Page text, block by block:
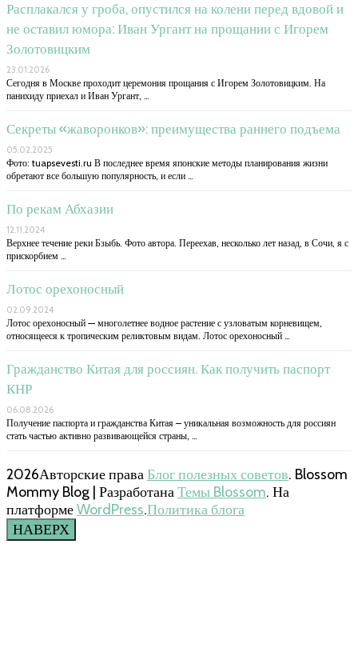
Расплакался у гроба, опустился на колени перед вдовой и
не оставил юмора: Иван Ургант на прощании с Игорем
Золотовицким
23.01.2026
Сегодня в Москве проходит церемония прощания с Игорем Золотовицким. На
панихиду приехал и Иван Ургант, …
Секреты «жаворонков»: преимущества раннего подъема
05.02.2025
Фото: tuapsevesti.ru В последнее время японские методы планирования жизни
обретают все большую популярность, и если …
По рекам Абхазии
12.11.2024
Верхнее течение реки Бзыбь. Фото автора. Переехав, несколько лет назад, в Сочи, я с
прискорбием …
Лотос орехоносный
02.09.2024
Лотос орехоносный — многолетнее водное растение с узловатым корневищем,
относящееся к тропическим реликтовым видам. Лотос орехоносный …
Гражданство Китая для россиян. Как получить паспорт
КНР
06.08.2026
Получение паспорта и гражданства Китая – уникальная возможность для россиян
стать частью активно развивающейся страны, …
2026Авторские праваБлог полезных советов. Blossom
Mommy Blog | РазработанаТемы Blossom. На
платформеWordPress.Политика блога
НАВЕРХ